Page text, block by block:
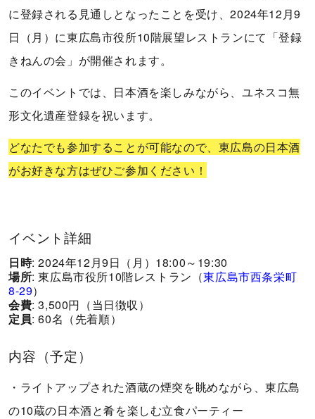
に登録される見通しとなったことを受け、2024年12月9
日（月）に東広島市役所10階展望レストランにて「登録
きねんの会」が開催されます。
このイベントでは、日本酒を楽しみながら、ユネスコ無
形文化遺産登録を祝います。
どなたでも参加することが可能なので、東広島の日本酒
がお好きな方はぜひご参加ください！
イベント詳細
日時: 2024年12月9日（月）18:00～19:30
場所: 東広島市役所10階レストラン（東広島市西条栄町
8-29）
会費: 3,500円（当日徴収）
定員: 60名（先着順）
内容（予定）
・ライトアップされた酒蔵の煙突を眺めながら、東広島
の10蔵の日本酒と肴を楽しむ立食パーティー